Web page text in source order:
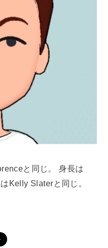
と同じ。 身長は
Kelly Slaterと同じ。